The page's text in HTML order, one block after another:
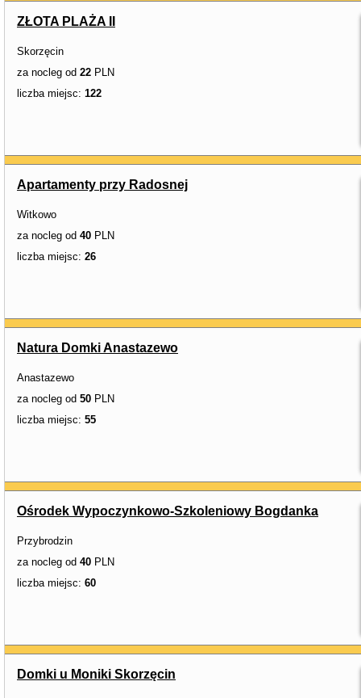
ZŁOTA PLAŻA II
Skorzęcin
za nocleg od 22 PLN
liczba miejsc: 122
Apartamenty przy Radosnej
Witkowo
za nocleg od 40 PLN
liczba miejsc: 26
Natura Domki Anastazewo
Anastazewo
za nocleg od 50 PLN
liczba miejsc: 55
Ośrodek Wypoczynkowo-Szkoleniowy Bogdanka
Przybrodzin
za nocleg od 40 PLN
liczba miejsc: 60
Domki u Moniki Skorzęcin